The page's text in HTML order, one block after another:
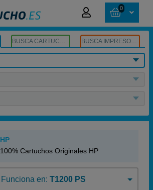
0
BUSCA CARTUCHOS BUSCA IMPRESORA
HP
100% Cartuchos Originales HP
Funciona en: T1200 PS